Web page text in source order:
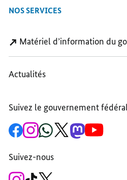
NOS SERVICES
Matériel d’information du
Actualités
Suivez le gouvernement
vers
la
du
fédéral
Vers
le
du
fédéral
vers
la
du
vers
la
vers
la
vers
la
Suivez-nous
Versvers